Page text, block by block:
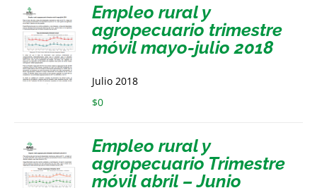
Empleo rural y
agropecuario trimestre
móvil mayo-julio 2018
Julio 2018
$0
Empleo rural y
agropecuario Trimestre
móvil abril – Junio